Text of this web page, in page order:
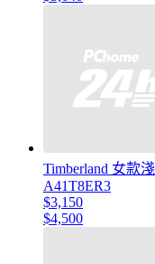
Timberland 女款
A41T8ER3
$3,150
$4,500